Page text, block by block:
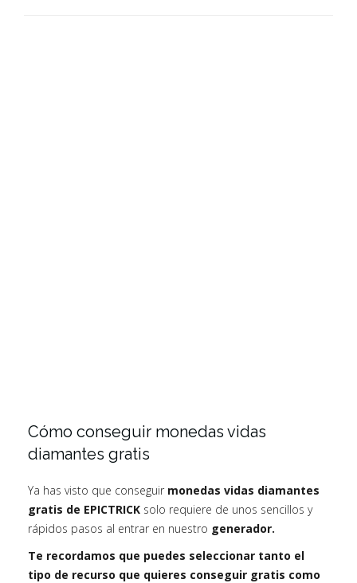
Cómo conseguir monedas vidas
diamantes gratis
Ya has visto que conseguir monedas vidas diamantes
gratis de EPICTRICK solo requiere de unos sencillos y
rápidos pasos al entrar en nuestro generador.
Te recordamos que puedes seleccionar tanto el
tipo de recurso que quieres conseguir gratis como